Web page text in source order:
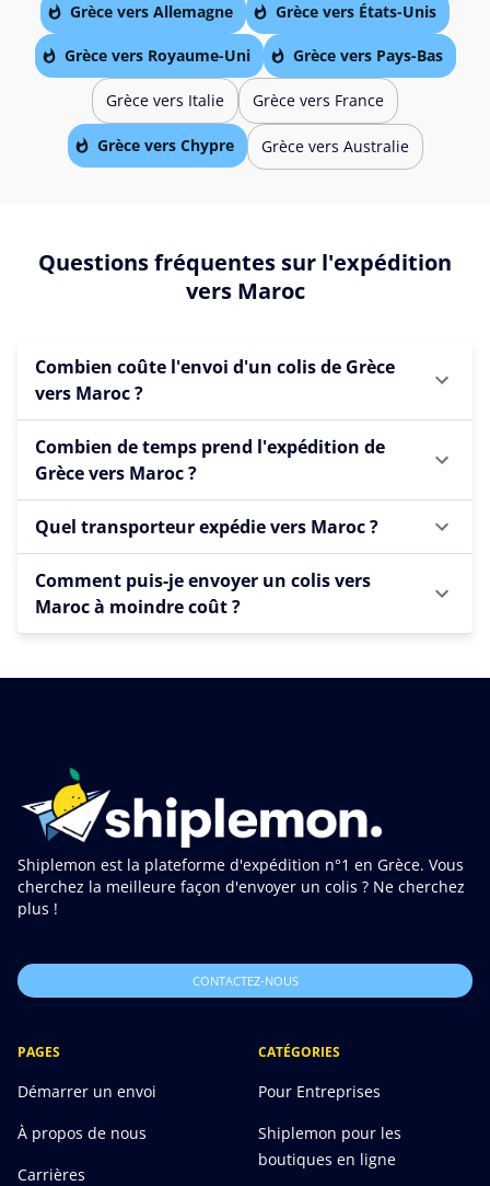
Grèce vers Allemagne Grèce vers États-Unis
Grèce vers Royaume-Uni Grèce vers Pays-Bas
Grèce vers Italie Grèce vers France
Grèce vers Chypre Grèce vers Australie
Questions fréquentes sur l'expédition
vers Maroc
Combien coûte l'envoi d'un colis de Grèce
vers Maroc ?
Combien de temps prend l'expédition de
Grèce vers Maroc ?
Quel transporteur expédie vers Maroc ?
Comment puis-je envoyer un colis vers
Maroc à moindre coût ?
Shiplemon est la plateforme d'expédition n°1 en Grèce. Vous
cherchez la meilleure façon d'envoyer un colis ? Ne cherchez
plus !
CONTACTEZ-NOUS
PAGES
Démarrer un envoi
À propos de nous
Carrières
CATÉGORIES
Pour Entreprises
Shiplemon pour les
boutiques en ligne